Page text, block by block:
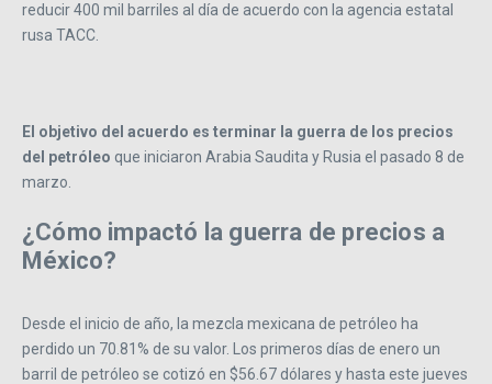
reducir 400 mil barriles al día de acuerdo con la agencia estatal
rusa TACC.
El objetivo del acuerdo es terminar la guerra de los precios
del petróleo que iniciaron Arabia Saudita y Rusia el pasado 8 de
marzo.
¿Cómo impactó la guerra de precios a
México?
Desde el inicio de año, la mezcla mexicana de petróleo ha
perdido un 70.81% de su valor. Los primeros días de enero un
barril de petróleo se cotizó en $56.67 dólares y hasta este jueves